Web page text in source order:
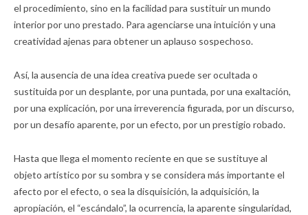
el procedimiento, sino en la facilidad para sustituir un mundo
interior por uno prestado. Para agenciarse una intuición y una
creatividad ajenas para obtener un aplauso sospechoso.
Así, la ausencia de una idea creativa puede ser ocultada o
sustituida por un desplante, por una puntada, por una exaltación,
por una explicación, por una irreverencia figurada, por un discurso,
por un desafío aparente, por un efecto, por un prestigio robado.
Hasta que llega el momento reciente en que se sustituye al
objeto artístico por su sombra y se considera más importante el
afecto por el efecto, o sea la disquisición, la adquisición, la
apropiación, el “escándalo”, la ocurrencia, la aparente singularidad,